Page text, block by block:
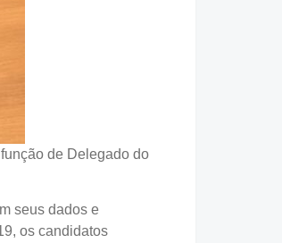
de Delegado do
seus dados e
os candidatos